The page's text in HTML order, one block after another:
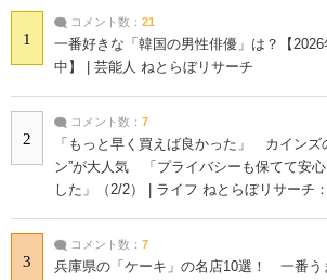
1
コメント数： 21
一番好きな「韓国の男性俳優」は？【
中】 | 芸能人 ねとらぼリサーチ
2
コメント数： 7
「もっと早く買えば良かった」 カインズ
ン”が大人気 「プライバシーも保てて安
した」（2/2） | ライフ ねとらぼリサーチ
3
コメント数： 7
兵庫県の「ケーキ」の名店10選！ 一番う